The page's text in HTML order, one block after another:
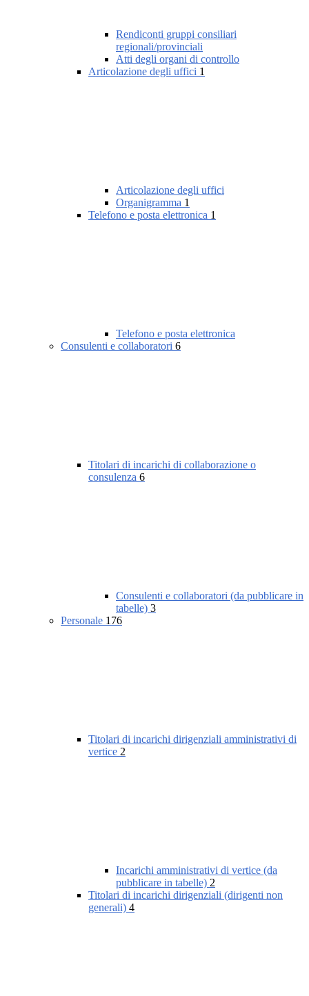
Rendiconti gruppi consiliari
regionali/provinciali
Atti degli organi di controllo
Articolazione degli uffici 1
Articolazione degli uffici
Organigramma 1
Telefono e posta elettronica 1
Telefono e posta elettronica
Consulenti e collaboratori 6
Titolari di incarichi di collaborazione o
consulenza 6
Consulenti e collaboratori (da pubblicare in
tabelle) 3
Personale 176
Titolari di incarichi dirigenziali amministrativi di
vertice 2
Incarichi amministrativi di vertice (da
pubblicare in tabelle) 2
Titolari di incarichi dirigenziali (dirigenti non
generali) 4